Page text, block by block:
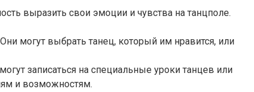
выразить свои эмоции и чувства на танцполе.
могут выбрать танец, который им нравится, или
записаться на специальные уроки танцев или
и возможностям.